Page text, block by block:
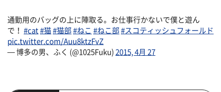
通勤用のバッグの上に陣取る。お仕事行かないで僕と遊ん
で！ #cat #猫 #猫部 #ねこ #ねこ部 #スコティッシュフォールド
pic.twitter.com/Auu8ktzFvZ
— 博多の男、ふく (@1025Fuku) 2015, 4月 27